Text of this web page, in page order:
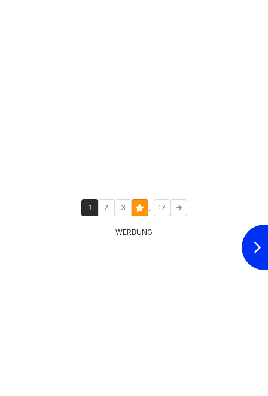
1 2 3 ... 17
WERBUNG